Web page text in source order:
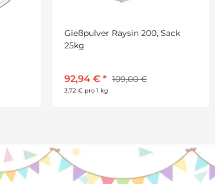
Gießpulver Raysin 200, Sack
25kg
92,94 € * 109,00 €
3,72 € pro 1 kg